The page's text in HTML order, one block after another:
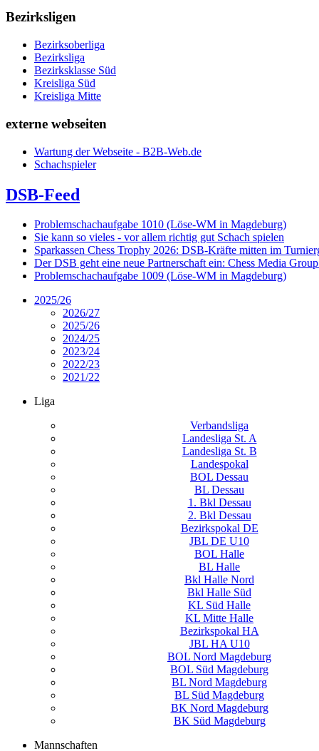
Bezirksligen
Bezirksoberliga
Bezirksliga
Bezirksklasse Süd
Kreisliga Süd
Kreisliga Mitte
externe webseiten
Wartung der Webseite - B2B-Web.de
Schachspieler
DSB-Feed
Problemschachaufgabe 1010 (Löse-WM in Magdeburg)
Sie kann so vieles - vor allem richtig gut Schach spielen
Sparkassen Chess Trophy 2026: DSB-Kräfte mitten im
Der DSB geht eine neue Partnerschaft ein: Chess Media
Problemschachaufgabe 1009 (Löse-WM in Magdeburg)
2025/26
2026/27
2025/26
2024/25
2023/24
2022/23
2021/22
Liga
Verbandsliga
Landesliga St. A
Landesliga St. B
Landespokal
BOL Dessau
BL Dessau
1. Bkl Dessau
2. Bkl Dessau
Bezirkspokal DE
JBL DE U10
BOL Halle
BL Halle
Bkl Halle Nord
Bkl Halle Süd
KL Süd Halle
KL Mitte Halle
Bezirkspokal HA
JBL HA U10
BOL Nord Magdeburg
BOL Süd Magdeburg
BL Nord Magdeburg
BL Süd Magdeburg
BK Nord Magdeburg
BK Süd Magdeburg
Mannschaften